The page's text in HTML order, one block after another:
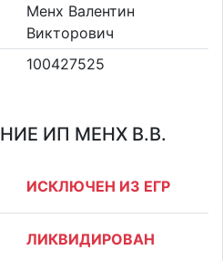
Менх Валентин
Викторович
100427525
ИП МЕНХ В.В.
ИСКЛЮЧЕН ИЗ ЕГР
ЛИКВИДИРОВАН